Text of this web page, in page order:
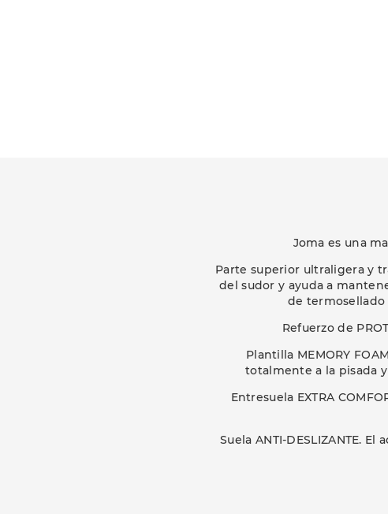
Joma es una
Parte superior ultraligera y
del sudor y ayuda a
de termosellado
Refuerzo de
Plantilla MEMORY
totalmente a la pisada
Entresuela EXTRA
Suela ANTI-DESLIZANTE.